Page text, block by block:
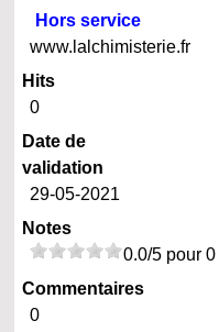
Hors service
www.lalchimisterie.fr
Hits
0
Date de
validation
29-05-2021
Notes
0.0/5 pour
Commentaires
0